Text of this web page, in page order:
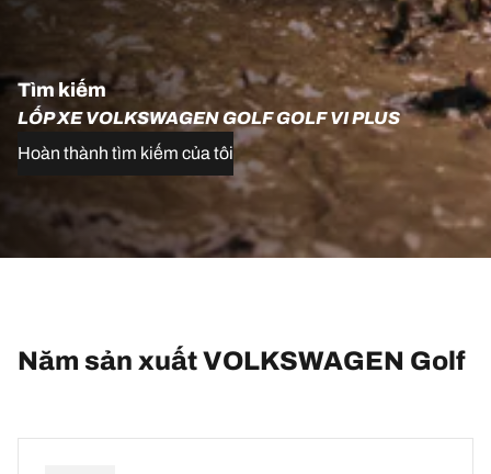
Tìm kiếm
LỐP XE VOLKSWAGEN GOLF GOLF VI PLUS
Hoàn thành tìm kiếm của tôi
Năm sản xuất VOLKSWAGEN Golf